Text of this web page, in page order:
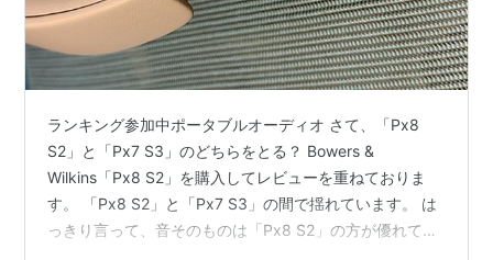
ランキング参加中ポータブルオーディオ さて、「Px8
S2」と「Px7 S3」のどちらをとる？ Bowers &
Wilkins「Px8 S2」を購入してレビューを重ねておりま
す。 「Px8 S2」と「Px7 S3」の間で揺れています。 は
っきり言って、音そのものは「Px8 S2」の方が優れてい